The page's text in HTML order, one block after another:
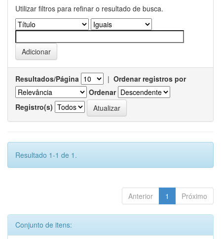
Utilizar filtros para refinar o resultado de busca.
Resultados/Página | Ordenar registros por
Ordenar
Registro(s)
Resultado 1-1 de 1.
Anterior 1 Próximo
Conjunto de itens: